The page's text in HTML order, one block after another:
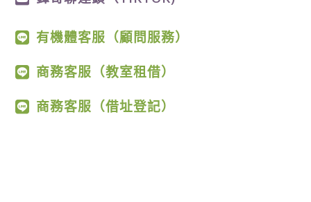
有機體客服（顧問服務）
商務客服（教室租借）
商務客服（借址登記）